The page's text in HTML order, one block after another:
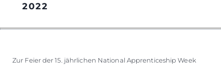
2022
Zur Feier der 15. jährlichen National Apprenticeship Week